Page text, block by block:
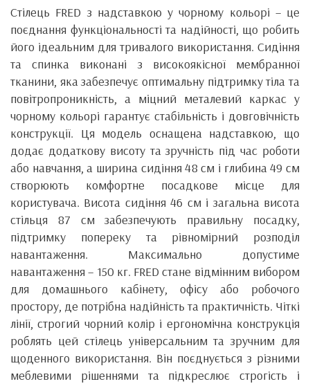
Стілець FRED з надставкою у чорному кольорі – це
поєднання функціональності та надійності, що робить
його ідеальним для тривалого використання. Сидіння
та спинка виконані з високоякісної мембранної
тканини, яка забезпечує оптимальну підтримку тіла та
повітропроникність, а міцний металевий каркас у
чорному кольорі гарантує стабільність і довговічність
конструкції. Ця модель оснащена надставкою, що
додає додаткову висоту та зручність під час роботи
або навчання, а ширина сидіння 48 см і глибина 49 см
створюють комфортне посадкове місце для
користувача. Висота сидіння 46 см і загальна висота
стільця 87 см забезпечують правильну посадку,
підтримку попереку та рівномірний розподіл
навантаження. Максимально допустиме
навантаження – 150 кг. FRED стане відмінним вибором
для домашнього кабінету, офісу або робочого
простору, де потрібна надійність та практичність. Чіткі
лінії, строгий чорний колір і ергономічна конструкція
роблять цей стілець універсальним та зручним для
щоденного використання. Він поєднується з різними
меблевими рішеннями та підкреслює строгість і